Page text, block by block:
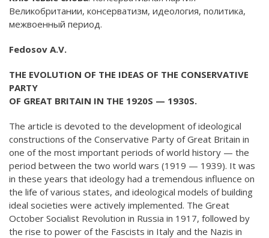
Великобритании, консерватизм, идеология, политика,
межвоенный период.
Fedosov A.V.
THE EVOLUTION OF THE IDEAS OF THE CONSERVATIVE
PARTY
OF GREAT BRITAIN IN THE 1920S — 1930S.
The article is devoted to the development of ideological
constructions of the Conservative Party of Great Britain in
one of the most important periods of world history — the
period between the two world wars (1919 — 1939). It was
in these years that ideology had a tremendous influence on
the life of various states, and ideological models of building
ideal societies were actively implemented. The Great
October Socialist Revolution in Russia in 1917, followed by
the rise to power of the Fascists in Italy and the Nazis in